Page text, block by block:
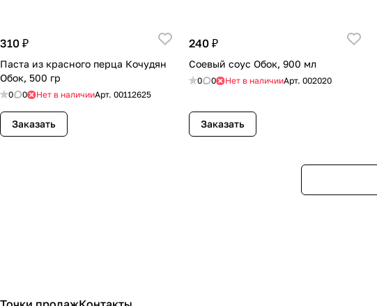
310 ₽
Паста из красного перца Кочудян
Обок, 500 гр
0 0 Нет в наличииАрт. 00112625
Заказать
240 ₽
Соевый соус Обок, 900 мл
0 0 Нет в наличииАрт.002020
Заказать